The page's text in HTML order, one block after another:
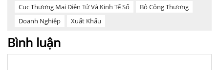
Cục Thương Mại Điện Tử Và Kinh Tế Số
Bộ Công Thương
Doanh Nghiệp
Xuất Khẩu
Bình luận